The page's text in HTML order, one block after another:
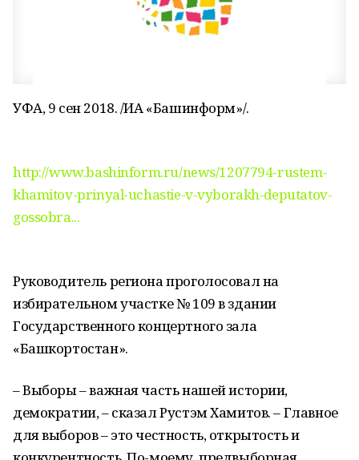
УФА, 9 сен 2018. /ИА «Башинформ»/.
http://www.bashinform.ru/news/1207794-rustem-
khamitov-prinyal-uchastie-v-vyborakh-deputatov-
gossobra...
Руководитель региона проголосовал на
избирательном участке № 109 в здании
Государственного концертного зала
«Башкортостан».
– Выборы – важная часть нашей истории,
демократии, – сказал Рустэм Хамитов. – Главное
для выборов – это честность, открытость и